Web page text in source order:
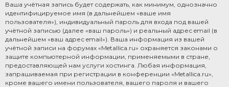
Ваша учётная запись будет содержать, как минимум, однозначно
идентифицируемое имя (в дальнейшем «ваше имя
пользователя»), индивидуальный пароль для входа под вашей
учётной записью (далее «ваш пароль») и реальный адрес email (в
дальнейшем «ваш адрес email»). Ваша информация из вашей
учётной записи на форумах «Metallica.ru» охраняется законами о
защите компьютерной информации, применяемыми в стране,
предоставляющей нам услуги хостинга. Любая информация,
запрашиваемая при регистрации в конференции «Metallica.ru»,
кроме вашего имени пользователя, вашего пароля и вашего